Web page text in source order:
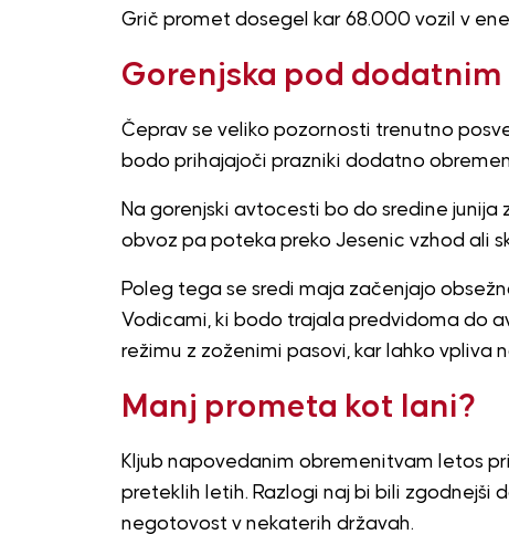
Grič promet dosegel kar 68.000 vozil v
Gorenjska pod
Čeprav se veliko pozornosti trenutno
bodo prihajajoči prazniki dodatno
Na gorenjski avtocesti bo do sredine
obvoz pa poteka preko Jesenic vzhod ali
Poleg tega se sredi maja začenjajo
Vodicami, ki bodo trajala predvidoma do
režimu z zoženimi pasovi, kar lahko vpliva
Manj prometa kot lani?
Kljub napovedanim obremenitvam letos
preteklih letih. Razlogi naj bi bili zgodnejši
negotovost v nekaterih državah.